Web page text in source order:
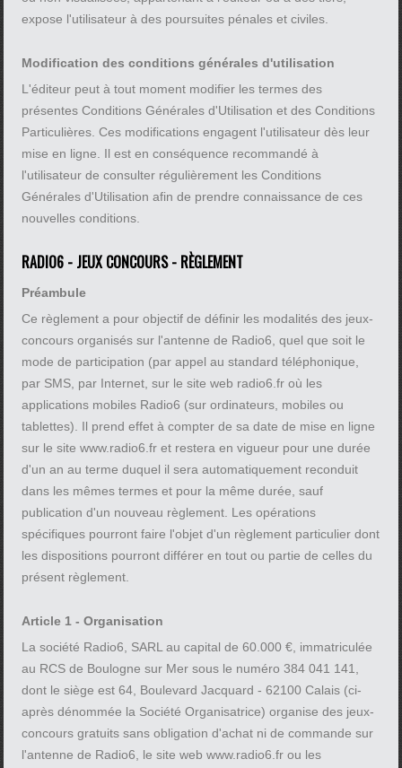
expose l'utilisateur à des poursuites pénales et civiles.
Modification des conditions générales d'utilisation
L'éditeur peut à tout moment modifier les termes des
présentes Conditions Générales d'Utilisation et des Conditions
Particulières. Ces modifications engagent l'utilisateur dès leur
mise en ligne. Il est en conséquence recommandé à
l'utilisateur de consulter régulièrement les Conditions
Générales d'Utilisation afin de prendre connaissance de ces
nouvelles conditions.
RADIO6 - JEUX CONCOURS - RÈGLEMENT
Préambule
Ce règlement a pour objectif de définir les modalités des jeux-
concours organisés sur l'antenne de Radio6, quel que soit le
mode de participation (par appel au standard téléphonique,
par SMS, par Internet, sur le site web radio6.fr où les
applications mobiles Radio6 (sur ordinateurs, mobiles ou
tablettes). Il prend effet à compter de sa date de mise en ligne
sur le site www.radio6.fr et restera en vigueur pour une durée
d'un an au terme duquel il sera automatiquement reconduit
dans les mêmes termes et pour la même durée, sauf
publication d'un nouveau règlement. Les opérations
spécifiques pourront faire l'objet d'un règlement particulier dont
les dispositions pourront différer en tout ou partie de celles du
présent règlement.
Article 1 - Organisation
La société Radio6, SARL au capital de 60.000 €, immatriculée
au RCS de Boulogne sur Mer sous le numéro 384 041 141,
dont le siège est 64, Boulevard Jacquard - 62100 Calais (ci-
après dénommée la Société Organisatrice) organise des jeux-
concours gratuits sans obligation d'achat ni de commande sur
l'antenne de Radio6, le site web www.radio6.fr ou les